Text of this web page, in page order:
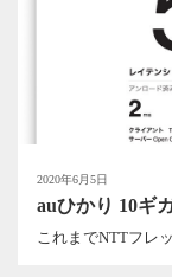
2020年6月5日
auひかり 10ギ
これまでNTTフレ